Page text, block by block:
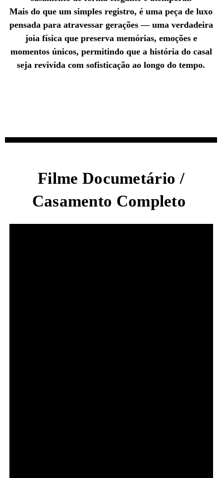
Mais do que um simples registro, é uma peça de luxo
pensada para atravessar gerações — uma verdadeira
joia física que preserva memórias, emoções e
momentos únicos, permitindo que a história do casal
seja revivida com sofisticação ao longo do tempo.
Filme Documetário /
Casamento Completo